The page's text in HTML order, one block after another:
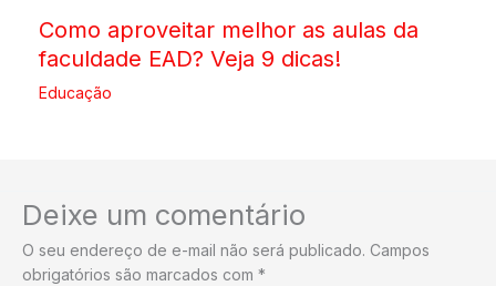
Como aproveitar melhor as aulas da
faculdade EAD? Veja 9 dicas!
Educação
Deixe um comentário
O seu endereço de e-mail não será publicado. Campos
obrigatórios são marcados com *